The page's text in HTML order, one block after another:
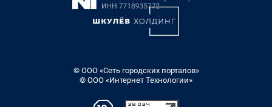
© ООО «Сеть городских порталов»
© ООО «Интернет Технологии»